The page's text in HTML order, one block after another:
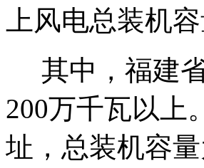
上风电总装机
其中，福建省
200万千瓦以上
址，总装机容